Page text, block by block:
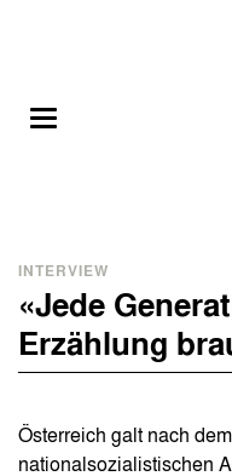
INTERVIEW
«Jede
Erzählung
Österreich galt nach
nationalsozialistischen